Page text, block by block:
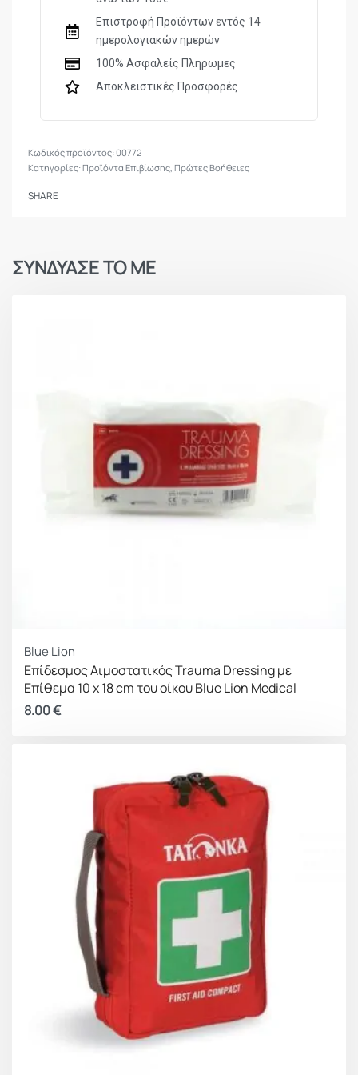
Βάρος: 230 g
Υλικό: 420 HD Nylon
Επιστροφή Προϊόντων εντός 14
ημερολογιακών ημερών
100% Ασφαλείς Πληρωμες
Αποκλειστικές Προσφορές
00772
Κατηγορίες:Προϊόντα Επιβίωσης, Πρώτες Βοήθειες
SHARE
ΣΥΝΔΥΑΣΕ ΤΟ ΜΕ
Blue Lion
Επίδεσμος Αιμοστατικός Trauma Dressing με
Επίθεμα 10 x 18 cm του οίκου Blue Lion Medical
8.00€